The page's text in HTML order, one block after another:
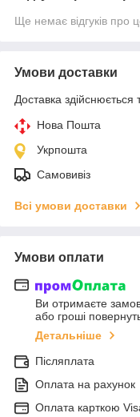
Ще немає відгуків про
Умови доставки
Доставка здійснюється
Нова Пошта
Укрпошта
Самовивіз
Всі умови доставки
Умови оплати
Ви отримаєте
або гроші
Детальніше
Післяплата
Оплата на рахунок
Оплата карткою